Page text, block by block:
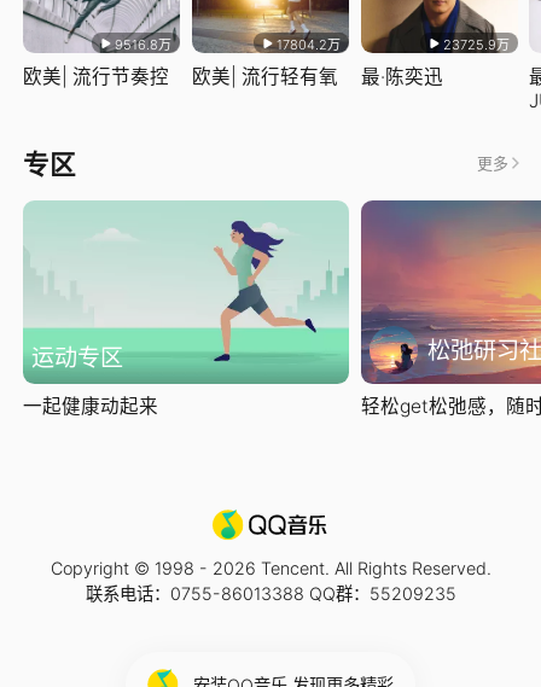
9516.8万
欧美| 流行节奏控
17804.2万
欧美| 流行轻有氧
23725.9万
最·陈奕迅
专区 更多
运动专区
一起健康动起来
松弛研习社
轻松get松弛感，随
Copyright © 1998 - 2026 Tencent. All Rights Reserved.
联系电话：0755-86013388 QQ群：55209235